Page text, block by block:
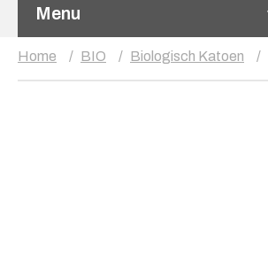
Menu
Home BIO Biologisch Katoen